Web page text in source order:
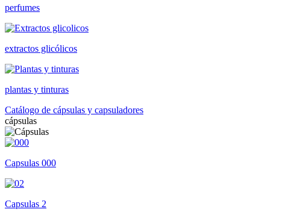
perfumes
extractos glicólicos
plantas y tinturas
Catálogo de cápsulas y capsuladores
cápsulas
Capsulas 000
Capsulas 2